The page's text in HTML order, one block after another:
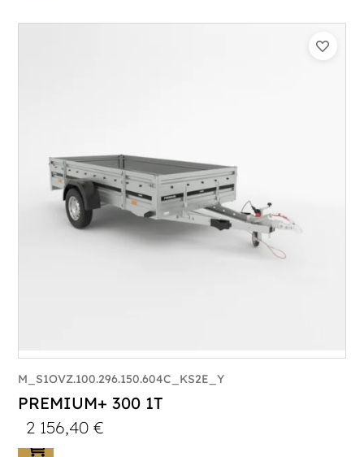
M_S1OVZ.100.296.150.604C_KS2E_Y
PREMIUM+ 300 1T
2 156,40€